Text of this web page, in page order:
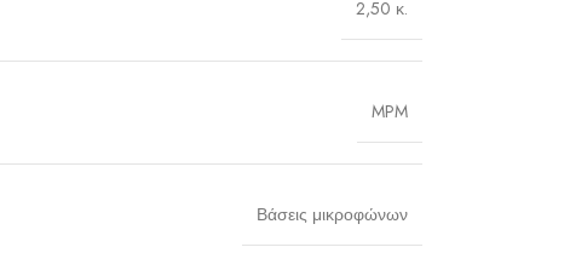
2,50 κ.
MPM
Βάσεις μικροφώνων